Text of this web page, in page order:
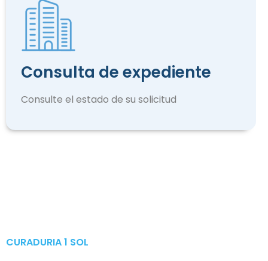
Consulta de expediente
Consulte el estado de su solicitud
CURADURIA 1 SOL